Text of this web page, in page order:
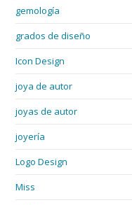
gemología
grados de diseño
Icon Design
joya de autor
joyas de autor
joyería
Logo Design
Miss